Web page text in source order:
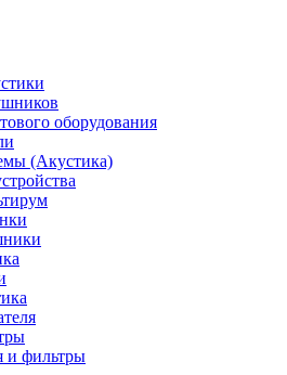
оборудования
(Акустика)
и фильтры